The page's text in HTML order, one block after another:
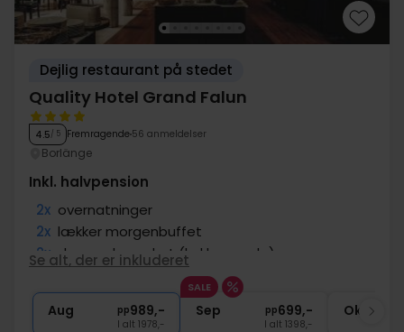
Dejlig restaurant på stedet
Quality Hotel Grand Falun
4.5/ 5 Fremragende 56 anmeldelser
Borlänge
Inkl. halvpension
2x overnatninger
2x lækker morgenbuffet
2x dagens hovedret (kokkens valg)
1 kop kaffe/te efter middagen
1x Adgang til fitness
Se alt, der er inkluderet
Aug pp989,-
I alt 1978,-
SALE
Sep pp699,-
I alt 1398,-
Okt